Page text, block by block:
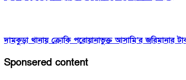
দামকুড়া থানায় ক্রোকি পরোয়ানাভুক্ত আসামি’র জরিমানার
Sponsered content